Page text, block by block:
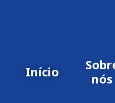
Início
nós